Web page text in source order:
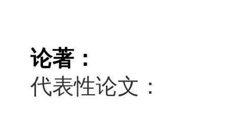
论著：
代表性论文：